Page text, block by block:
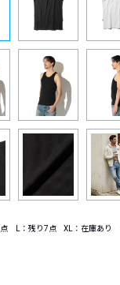
点 L：残り7点 XL：在庫あ